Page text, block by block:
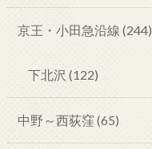
京王・小田急沿線 (244)
下北沢 (122)
中野～西荻窪 (65)